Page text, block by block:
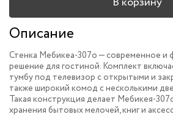
Описание
Стенка Мебикеа-307o — современное и
решение для гостиной. Комплект
тумбу под телевизор с открытыми и
также широкий комод с несколькими
Такая конструкция делает Мебикея-
хранения бытовых мелочей, книг и